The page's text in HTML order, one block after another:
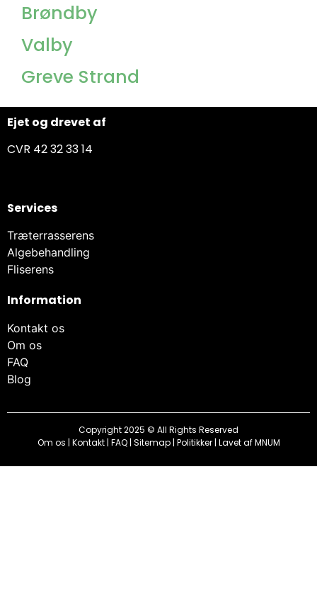
Brøndby
Valby
Greve Strand
Ejet og drevet af
CVR 42 32 33 14
Services
Træterrasserens
Algebehandling
Fliserens
Information
Kontakt os
Om os
FAQ
Blog
Copyright 2025 © All Rights Reserved
Om os | Kontakt| FAQ| Sitemap| Politikker| Lavet afMNUM